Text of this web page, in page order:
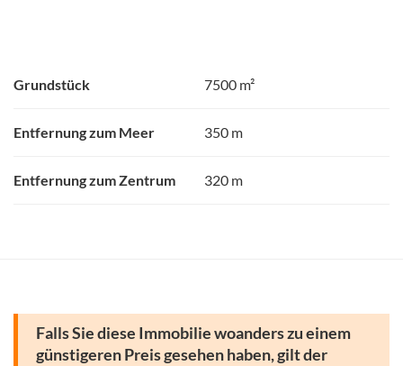
Grundstück 7500 m²
Entfernung zum Meer 350 m
Entfernung zum Zentrum 320 m
Falls Sie diese Immobilie woanders zu einem
günstigeren Preis gesehen haben, gilt der